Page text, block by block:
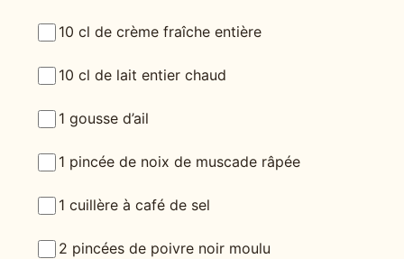
10 cl de crème fraîche entière
10 cl de lait entier chaud
1 gousse d’ail
1 pincée de noix de muscade râpée
1 cuillère à café de sel
2 pincées de poivre noir moulu